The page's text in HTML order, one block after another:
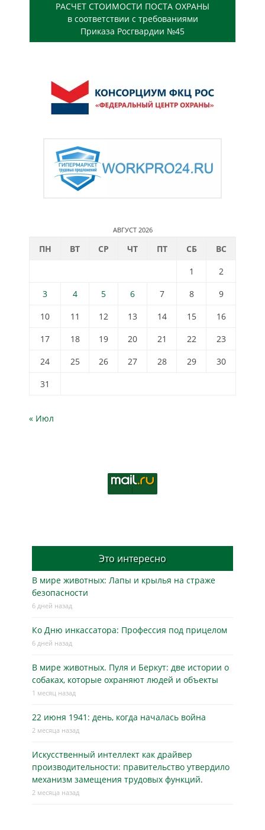
РАСЧЕТ СТОИМОСТИ ПОСТА ОХРАНЫ
в соответствии с требованиями
Приказа Росгвардии №45
АВГУСТ 2026
ПН ВТ СР ЧТ ПТ СБ
ВС
1
2
3
4 5 6 7 8
9
10
11 12 13 14 15
16
17
18 19 20 21 22
23
24
25 26 27 28 29
30
31
« Июл
Это интересно
В мире животных: Лапы и крылья на страже
безопасности
6 дней назад
Ко Дню инкассатора: Профессия под прицелом
6 дней назад
В мире животных. Пуля и Беркут: две истории о
собаках, которые охраняют людей и объекты
1 месяц назад
22 июня 1941: день, когда началась война
2 месяца назад
Искусственный интеллект как драйвер
производительности: правительство утвердило
механизм замещения трудовых функций.
2 месяца назад